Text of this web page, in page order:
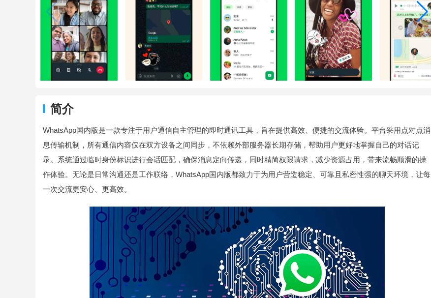
简介
WhatsApp国内版是一款专注于用户通信自主管理的即时通讯工具，旨在提供高效、便捷的交流体验。平台采用点对点消
息传输机制，所有通信内容仅在双方设备之间同步，不依赖外部服务器长期存储，帮助用户更好地掌握自己的对话记
录。系统通过临时身份标识进行会话匹配，确保消息定向传递，同时精简权限请求，减少资源占用，带来流畅顺滑的操
作体验。无论是日常沟通还是工作联络，WhatsApp国内版都致力于为用户营造稳定、可靠且私密性强的聊天环境，让每
一次交流更安心、更高效。